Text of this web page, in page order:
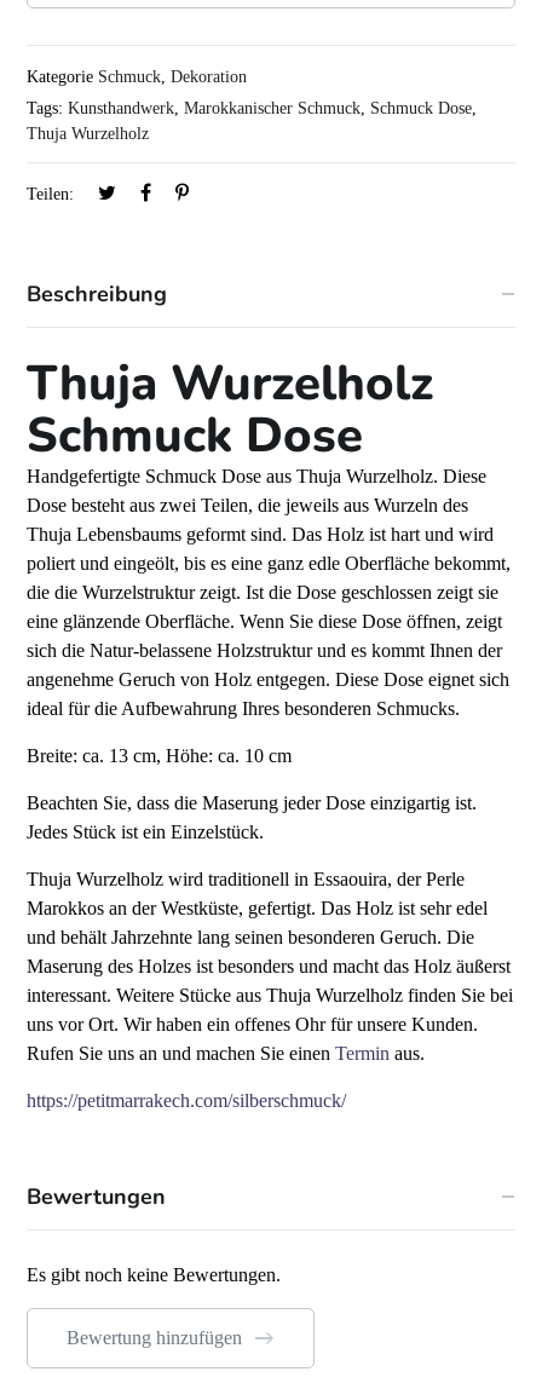
Kategorie Schmuck,Dekoration
Tags:Kunsthandwerk,Marokkanischer Schmuck, Schmuck Dose,
Thuja Wurzelholz
Teilen:
Beschreibung
Thuja Wurzelholz
Schmuck Dose
Handgefertigte Schmuck Dose aus Thuja Wurzelholz. Diese
Dose besteht aus zwei Teilen, die jeweils aus Wurzeln des
Thuja Lebensbaums geformt sind. Das Holz ist hart und wird
poliert und eingeölt, bis es eine ganz edle Oberfläche bekommt,
die die Wurzelstruktur zeigt. Ist die Dose geschlossen zeigt sie
eine glänzende Oberfläche. Wenn Sie diese Dose öffnen, zeigt
sich die Natur-belassene Holzstruktur und es kommt Ihnen der
angenehme Geruch von Holz entgegen. Diese Dose eignet sich
ideal für die Aufbewahrung Ihres besonderen Schmucks.
Breite: ca. 13 cm, Höhe: ca. 10 cm
Beachten Sie, dass die Maserung jeder Dose einzigartig ist.
Jedes Stück ist ein Einzelstück.
Thuja Wurzelholz wird traditionell in Essaouira, der Perle
Marokkos an der Westküste, gefertigt. Das Holz ist sehr edel
und behält Jahrzehnte lang seinen besonderen Geruch. Die
Maserung des Holzes ist besonders und macht das Holz äußerst
interessant. Weitere Stücke aus Thuja Wurzelholz finden Sie bei
uns vor Ort. Wir haben ein offenes Ohr für unsere Kunden.
Rufen Sie uns an und machen Sie einenTermin aus.
https://petitmarrakech.com/silberschmuck/
Bewertungen
Es gibt noch keine Bewertungen.
Bewertung hinzufügen